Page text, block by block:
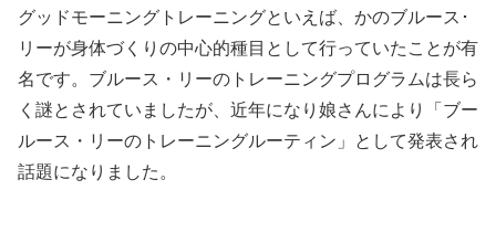
グッドモーニングトレーニングといえば、かのブルース･
リーが身体づくりの中心的種目として行っていたことが有
名です。ブルース・リーのトレーニングプログラムは長ら
く謎とされていましたが、近年になり娘さんにより「ブー
ルース・リーのトレーニングルーティン」として発表され
話題になりました。